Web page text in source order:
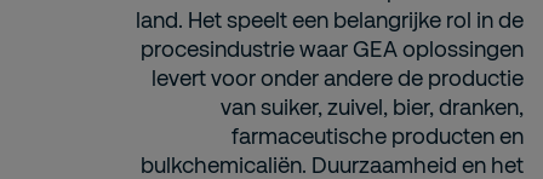
land. Het speelt een belangrijke rol in de
procesindustrie waar GEA oplossingen
levert voor onder andere de productie
van suiker, zuivel, bier, dranken,
farmaceutische producten en
bulkchemicaliën. Duurzaamheid en het